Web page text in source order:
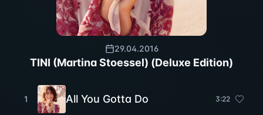
29.04.2016
TINI (Martina Stoessel) (Deluxe Edition)
1 All You Gotta Do 3:22